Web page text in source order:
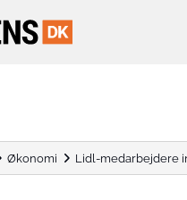
Økonomi Lidl-medarbejdere